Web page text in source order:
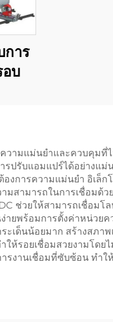
การ
บ
วามแม่นยำและควบคุมที่
รปรับแอมแปร์ได้อย่างแ
งการความแม่นยำ อิเล็ก
มสามารถในการเชื่อมด้
ช่วยให้สามารถเชื่อมโล
ายพร้อมการตั้งค่าหน่วย
ะเด็นน้อยมาก สร้างสภา
ห้รอยเชื่อมสวยงามโดย
รงานเชื่อมที่ซับซ้อน ทำ